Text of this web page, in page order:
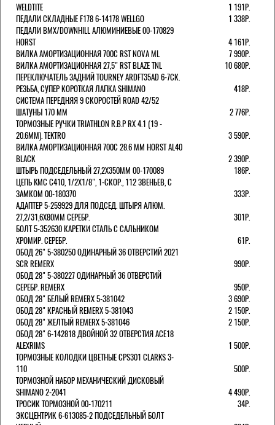
WELDTITE
1 191Р.
ПЕДАЛИ СКЛАДНЫЕ F178 6-14178 WELLGO
1 338Р.
ПЕДАЛИ BMX/DOWNHILL АЛЮМИНИЕВЫЕ 00-170829
HORST
4 161Р.
ВИЛКА АМОРТИЗАЦИОННАЯ 700С RST NOVA ML
7 990Р.
ВИЛКА АМОРТИЗАЦИОННАЯ 27,5" RST BLAZE TNL
10 680Р.
ПЕРЕКЛЮЧАТЕЛЬ ЗАДНИЙ TOURNEY ARDFT35AD 6-7СК.
РЕЗЬБА, СУПЕР КОРОТКАЯ ЛАПКА SHIMANO
418Р.
СИСТЕМА ПЕРЕДНЯЯ 9 СКОРОСТЕЙ ROAD 42/52
ШАТУНЫ 170 ММ
2 776Р.
ТОРМОЗНЫЕ РУЧКИ TRIATHLON R.B.P RX 4.1 (19 -
20.6ММ). TEKTRO
3 590Р.
ВИЛКА АМОРТИЗАЦИОННАЯ 700C 28.6 ММ HORST AL40
BLACK
2 390Р.
ШТЫРЬ ПОДСЕДЕЛЬНЫЙ 27,2Х350ММ 00-170089
186Р.
ЦЕПЬ KMC C410, 1/2Х1/8", 1-СКОР., 112 ЗВЕНЬЕВ, С
ЗАМКОМ 00-180370
333Р.
АДАПТЕР 5-259929 ДЛЯ ПОДСЕД. ШТЫРЯ АЛЮМ.
27,2/31,6Х80ММ СЕРЕБР.
301Р.
БОЛТ 5-352630 КАРЕТКИ СТАЛЬ С САЛЬНИКОМ
ХРОМИР. СЕРЕБР.
61Р.
ОБОД 26" 5-380250 ОДИНАРНЫЙ 36 ОТВЕРСТИЙ 2021
SCR REMERX
990Р.
ОБОД 28" 5-380227 ОДИНАРНЫЙ 36 ОТВЕРСТИЙ
СЕРЕБР. REMERX
950Р.
ОБОД 28" БЕЛЫЙ REMERX 5-381042
3 690Р.
ОБОД 28" КРАСНЫЙ REMERX 5-381043
2 150Р.
ОБОД 28" ЖЕЛТЫЙ REMERX 5-381046
2 150Р.
ОБОД 28" 6-142818 ДВОЙНОЙ 32 ОТВЕРСТИЯ ACE18
ALEXRIMS
1 500Р.
ТОРМОЗНЫЕ КОЛОДКИ ЦВЕТНЫЕ CPS301 CLARKS 3-
110
500Р.
ТОРМОЗНОЙ НАБОР МЕХАНИЧЕСКИЙ ДИСКОВЫЙ
SHIMANO 2-2041
4 490Р.
ТРОСИК ТОРМОЗНОЙ 00-170211
34Р.
ЭКСЦЕНТРИК 6-613085-2 ПОДСЕДЕЛЬНЫЙ БОЛТ